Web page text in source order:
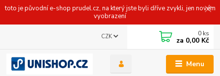
toto je původní e-shop prudel.cz, na který jste byli dříve zvykli, jen novém
vyobrazení
Menu
CZK 0 ks
za 0,00 Kč